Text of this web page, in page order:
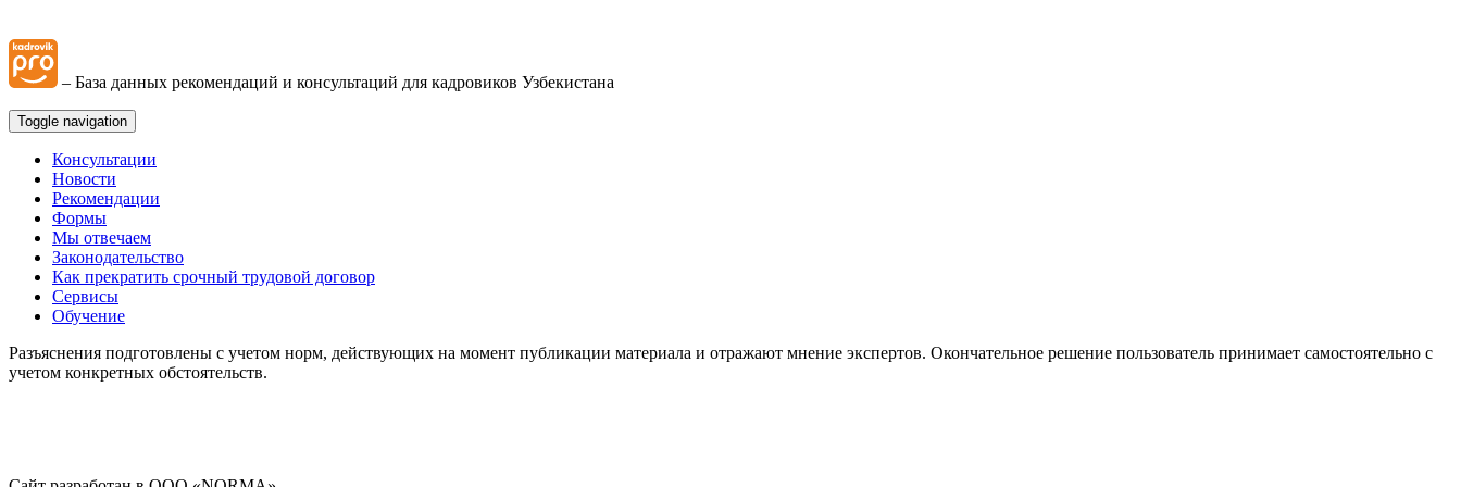
– База данных рекомендаций и консультаций для кадровиков Узбекистана
Toggle navigation
Консультации
Новости
Рекомендации
Формы
Мы отвечаем
Законодательство
Как прекратить срочный трудовой договор
Сервисы
Обучение
Разъяснения подготовлены с учетом норм, действующих на момент публикации материала и отражают мнение экспертов. Окончательное решение пользователь принимает самостоятельно с
учетом конкретных обстоятельств.